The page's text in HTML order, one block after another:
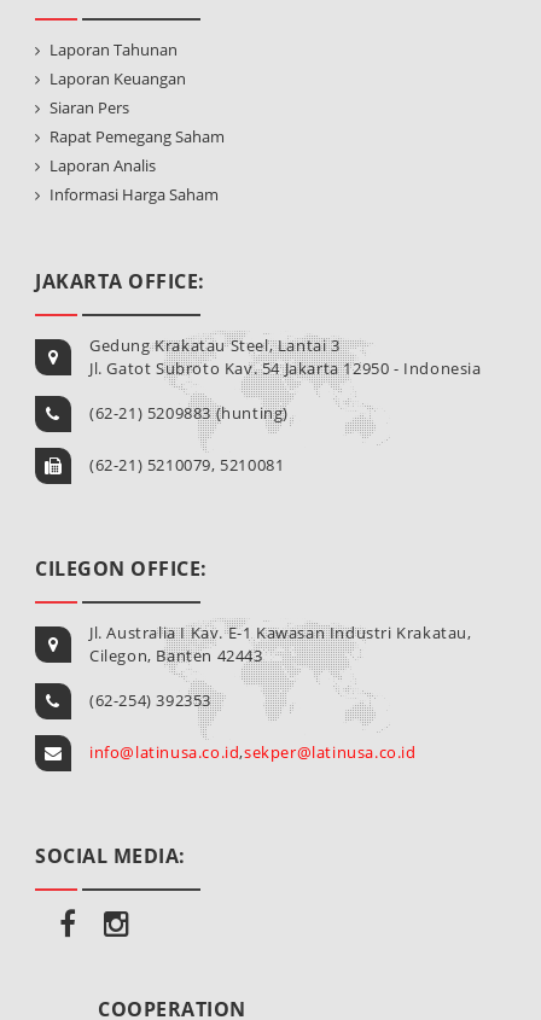
Laporan Tahunan
Laporan Keuangan
Siaran Pers
Rapat Pemegang Saham
Laporan Analis
Informasi Harga Saham
JAKARTA OFFICE:
Gedung Krakatau Steel, Lantai 3
Jl. Gatot Subroto Kav. 54 Jakarta 12950 - Indonesia
(62-21) 5209883 (hunting)
(62-21) 5210079, 5210081
CILEGON OFFICE:
Jl. Australia I Kav. E-1 Kawasan Industri Krakatau,
Cilegon, Banten 42443
(62-254) 392353
info@latinusa.co.id,sekper@latinusa.co.id
SOCIAL MEDIA:
COOPERATION